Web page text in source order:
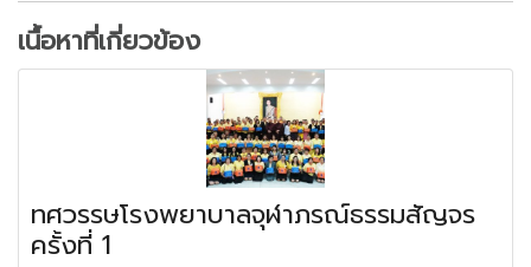
เนื้อหาที่เกี่ยวข้อง
ทศวรรษโรงพยาบาลจุฬาภรณ์ธรรมสัญจร
ครั้งที่ 1